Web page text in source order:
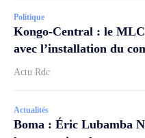
Politique
Kongo-Central : le
avec l’installation du
Actu Rdc
Actualités
Boma : Éric Lubamba